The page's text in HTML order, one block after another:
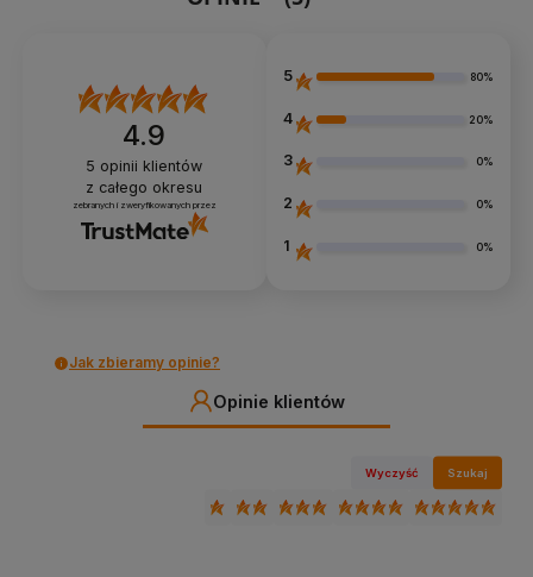
4.9
5 opinii klientów
z całego okresu
zebranych i zweryfikowanych przez
5 80%
4 20%
3 0%
2 0%
1 0%
Jak zbieramy opinie?
Opinie klientów
Wyczyść Szukaj